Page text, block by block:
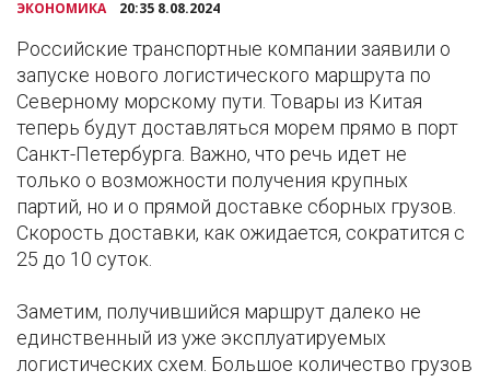
ЭКОНОМИКА 20:35 8.08.2024
Российские транспортные компании заявили о
запуске нового логистического маршрута по
Северному морскому пути. Товары из Китая
теперь будут доставляться морем прямо в порт
Санкт-Петербурга. Важно, что речь идет не
только о возможности получения крупных
партий, но и о прямой доставке сборных грузов.
Скорость доставки, как ожидается, сократится с
25 до 10 суток.
Заметим, получившийся маршрут далеко не
единственный из уже эксплуатируемых
логистических схем. Большое количество грузов